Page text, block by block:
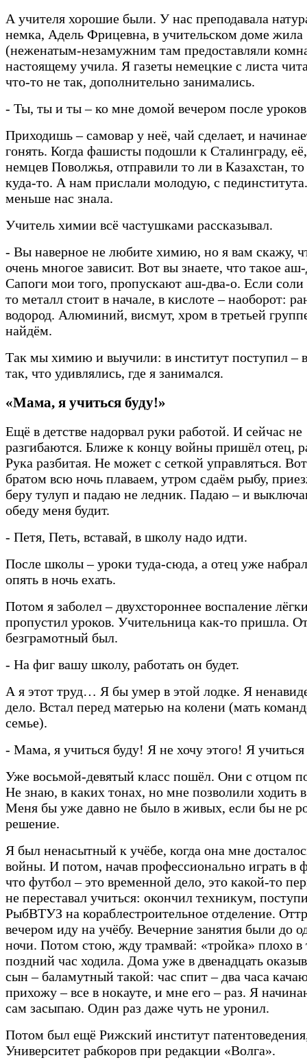
А учителя хорошие были. У нас преподавала
немка, Адель Фрицевна, в учительском доме жила
(неженатым-незамужним там предоставляли
настоящему учила. Я газеты немецкие с листа
что-то не так, дополнительно занимались.
- Ты, ты и ты – ко мне домой вечером после
Приходишь – самовар у неё, чай сделает, и
гонять. Когда фашисты подошли к Сталинграду,
немцев Поволжья, отправили то ли в Казахстан,
куда-то. А нам прислали молодую, с
меньше нас знала.
Учитель химии всё частушками рассказывал.
- Вы наверное не любите химию, но я вам скажу,
очень многое зависит. Вот вы знаете, что такое
Сапоги мои того, пропускают аш-два-о. Если
то металл стоит в начале, в кислоте – наоборот:
водород. Алюминий, висмут, хром в третьей
найдём.
Так мы химию и выучили: в институт поступил –
так, что удивлялись, где я занимался.
«Мама, я учиться буду!»
Ещё в детстве надорвал руки работой. И сейчас не
разгибаются. Ближе к концу войны пришёл отец,
Рука разбитая. Не может с сеткой управляться.
братом всю ночь плаваем, утром сдаём рыбу,
беру тулуп и падаю не ледник. Падаю – и
обеду меня будит.
- Петя, Петь, вставай, в школу надо идти.
После школы – уроки туда-сюда, а отец уже
опять в ночь ехать.
Потом я заболел – двухстороннее воспаление
пропустил уроков. Учительница как-то пришла.
безграмотный был.
- На фиг вашу школу, работать он будет.
А я этот труд… Я бы умер в этой лодке. Я
дело. Встал перед матерью на колени (мать
семье).
- Мама, я учиться буду! Я не хочу этого! Я
Уже восьмой-девятый класс пошёл. Они с отцом
Не знаю, в каких тонах, но мне позволили ходить
Меня бы уже давно не было в живых, если бы не
решение.
Я был ненасытный к учёбе, когда она мне
войны. И потом, начав профессионально играть в
что футбол – это временной дело, это какой-то
не переставал учиться: окончил техникум,
РыбВТУЗ на кораблестроительное отделение.
вечером иду на учёбу. Вечерние занятия были до
ночи. Потом стою, жду трамвай: «тройка» плохо в
поздний час ходила. Дома уже в двенадцать
сын – баламутный такой: час спит – два часа
прихожу – все в нокауте, и мне его – раз. Я
сам засыпаю. Один раз даже чуть не уронил.
Потом был ещё Рижский институт
Университет рабкоров при редакции «Волга».